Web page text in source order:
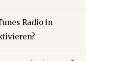
Radio in